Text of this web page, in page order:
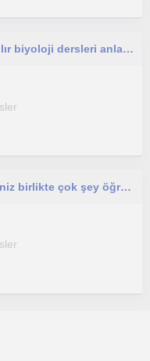
• Öğrenci seviyesine uygun, anlaşılır biyoloji dersleri anlatıyorum
Canlılar dünyasına ilgiliyim isterseniz birlikte çok şey öğrenebiliriz.